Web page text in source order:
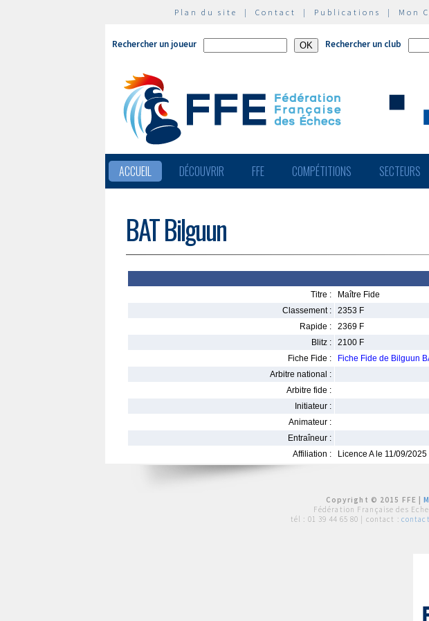
Plan du site | Contact | Publications | Mon
Rechercher un joueur Rechercher un club
ACCUEIL DÉCOUVRIR FFE COMPÉTITIONS SECTEURS
BAT Bilguun
Titre :
Maître Fide
Classement :
2353 F
Rapide :
2369 F
Blitz :
2100 F
Fiche Fide :
Fiche Fide de Bilguun
Arbitre national :
Arbitre fide :
Initiateur :
Animateur :
Entraîneur :
Affiliation :
Licence A le 11/09/2025
Copyright © 2015 FFE |
Fédération Française des
tél : 01 39 44 65 80 | contact :